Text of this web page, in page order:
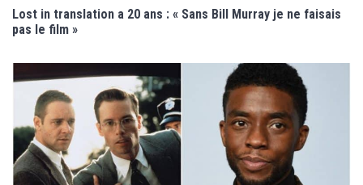
Lost in translation a 20 ans : « Sans Bill Murray je ne faisais
pas le film »